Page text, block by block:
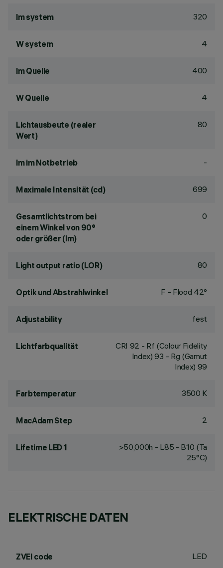
lm system 320
W system 4
lm Quelle 400
W Quelle 4
Lichtausbeute (realer
Wert)
80
lm im Notbetrieb -
Maximale Intensität (cd) 699
Gesamtlichtstrom bei
einem Winkel von 90°
oder größer (lm)
0
Light output ratio (LOR) 80
Optik und Abstrahlwinkel F - Flood 42°
Adjustability fest
Lichtfarbqualität CRI 92 - Rf (Colour Fidelity
Index) 93 - Rg (Gamut
Index) 99
Farbtemperatur 3500 K
MacAdam Step 2
Lifetime LED 1
>50,000h - L85 - B10 (Ta
25°C)
ELEKTRISCHE DATEN
ZVEI code LED